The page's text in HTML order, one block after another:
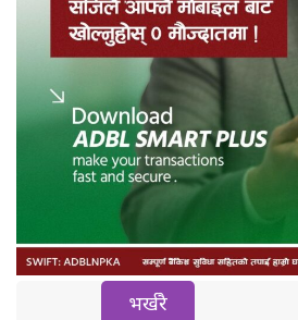
भर्खरै